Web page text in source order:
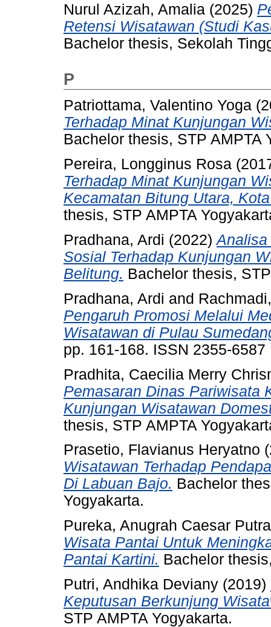
Nurul Azizah, Amalia (2025)
Retensi Wisatawan (Studi
Bachelor thesis, Sekolah
P
Patriottama, Valentino Yoga
Terhadap Minat Kunjungan
Bachelor thesis, STP AMPTA
Pereira, Longginus Rosa
Terhadap Minat Kunjungan
Kecamatan Bitung Utara,
thesis, STP AMPTA
Pradhana, Ardi (2022)Analisa
Sosial Terhadap Kunjungan
Belitung. Bachelor thesis,
Pradhana, Ardi and
Pengaruh Promosi Melalui
Wisatawan di Pulau
pp. 161-168. ISSN 2355-6587
Pradhita, Caecilia Merry
Pemasaran Dinas Pariwisata
Kunjungan Wisatawan
thesis, STP AMPTA
Prasetio, Flavianus Heryatno
Wisatawan Terhadap
Di Labuan Bajo. Bachelor
Yogyakarta.
Pureka, Anugrah Caesar Putra
Wisata Pantai Untuk
Pantai Kartini. Bachelor
Putri, Andhika Deviany (2019)
Keputusan Berkunjung
STP AMPTA Yogyakarta.